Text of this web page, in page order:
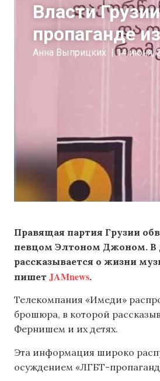
Власти
пропаганде
Анна Выприцких | 14 июня,
Правящая партия Грузии
певцом Элтоном Джоном. В
рассказывается о жизни
пишет JAMnews.
Телекомпания «Имеди»
брошюра, в которой
Фернишем и их детях.
Эта информация широко
осуждением «ЛГБТ-